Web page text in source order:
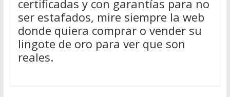
certificadas y con garantías para no
ser estafados, mire siempre la web
donde quiera comprar o vender su
lingote de oro para ver que son
reales.